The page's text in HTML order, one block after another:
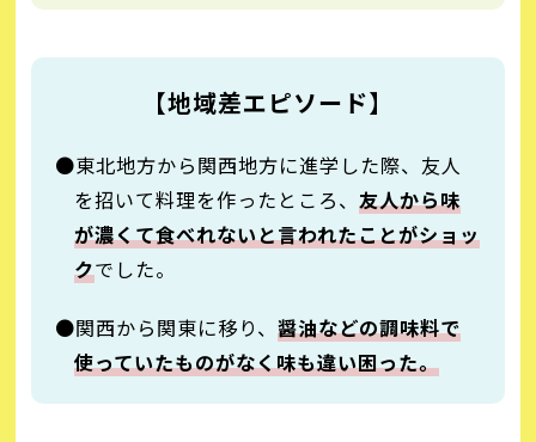
【地域差エピソード】
●東北地方から関西地方に進学した際、友人
を招いて料理を作ったところ、友人から味
が濃くて食べれないと言われたことがショッ
クでした。
●関西から関東に移り、醤油などの調味料で
使っていたものがなく味も違い困った。